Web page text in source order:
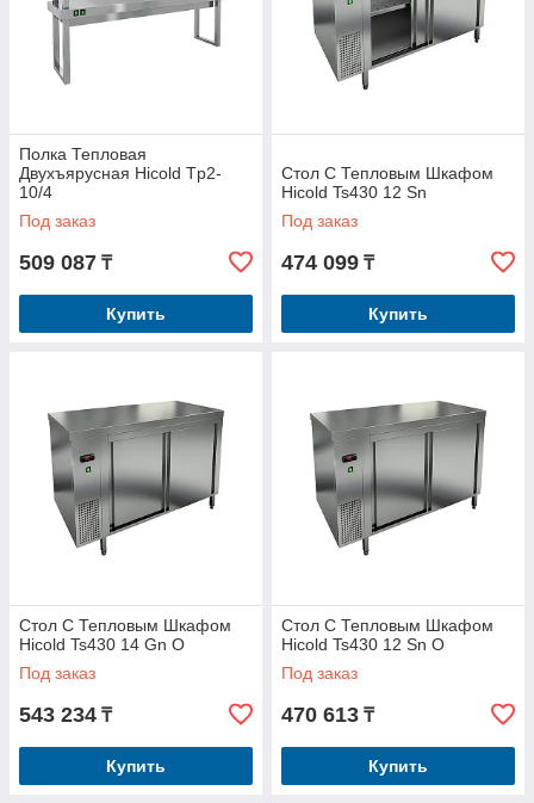
Полка Тепловая
Двухъярусная Hicold Tp2-
10/4
Под заказ
509 087 ₸
Купить
Стол С Тепловым Шкафом
Hicold Ts430 12 Sn
Под заказ
474 099 ₸
Купить
Стол С Тепловым Шкафом
Hicold Ts430 14 Gn O
Под заказ
543 234 ₸
Купить
Стол С Тепловым Шкафом
Hicold Ts430 12 Sn O
Под заказ
470 613 ₸
Купить